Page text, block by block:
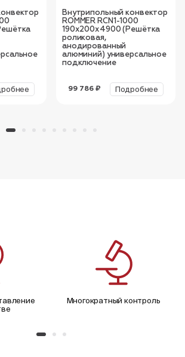
Внутрипольный конвектор
ROMMER RCN1-1000
190х200х4900 (Решётка
роликовая,
анодированный
алюминий) универсальное
подключение
99 786 ₽ Подробнее
Многократный контроль